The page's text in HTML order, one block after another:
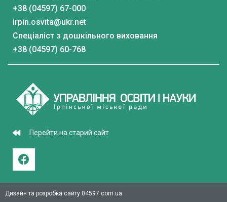
+38 (04597) 67-000
irpin.osvita@ukr.net
Спеціаліст з дошкільного виховання
+38 (04597) 60-768
Перейти на старий сайт
Дизайн та розробка сайту 04597.com.ua